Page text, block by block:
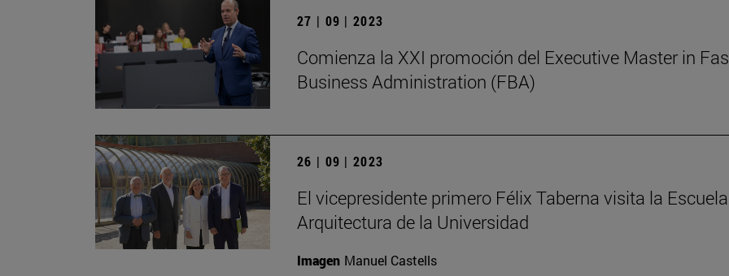
27 | 09 | 2023
Comienza la XXI promoción del Executive Master in
Business Administration (FBA)
26 | 09 | 2023
El vicepresidente primero Félix Taberna visita la
Arquitectura de la Universidad
Imagen Manuel Castells